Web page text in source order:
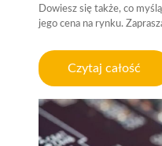
Dowiesz się także, co
jego cena na rynku.
Czytaj całość